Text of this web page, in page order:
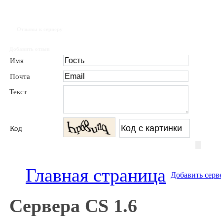
Имя
Почта
Текст
Код
Главная страница Добавить
Сервера CS 1.6